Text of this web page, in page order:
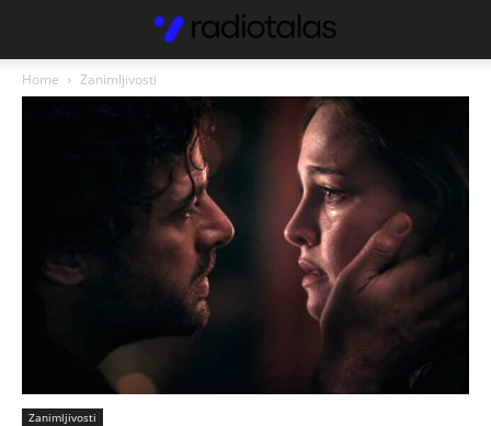
Home Zanimljivosti
Zanimljivosti